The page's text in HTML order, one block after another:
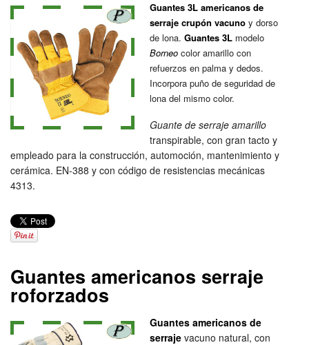
Guantes 3L americanos de
serraje crupón vacuno y dorso
de lona. Guantes 3L modelo
Borneo color amarillo con
refuerzos en palma y dedos.
Incorpora puño de seguridad de
lona del mismo color.
Guante de serraje amarillo
transpirable, con gran tacto y
empleado para la construcción, automoción, mantenimiento y
cerámica. EN-388 y con código de resistencias mecánicas
4313.
Guantes americanos serraje
roforzados
Guantes americanos de
serraje vacuno natural, con